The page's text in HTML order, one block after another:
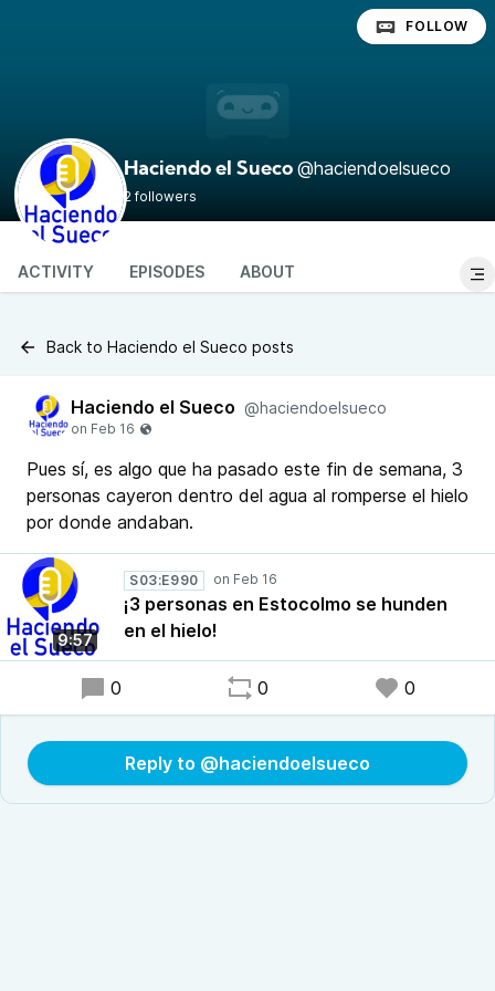
Haciendo el Sueco @haciendoelsueco
2 followers
FOLLOW
ACTIVITY EPISODES ABOUT
Back to Haciendo el Sueco posts
Haciendo el Sueco @haciendoelsueco
Pues sí, es algo que ha pasado este fin de semana, 3
personas cayeron dentro del agua al romperse el hielo
por donde andaban.
9:57
S03:E990
¡3 personas en Estocolmo se hunden
en el hielo!
0 0 0
Reply to @haciendoelsueco